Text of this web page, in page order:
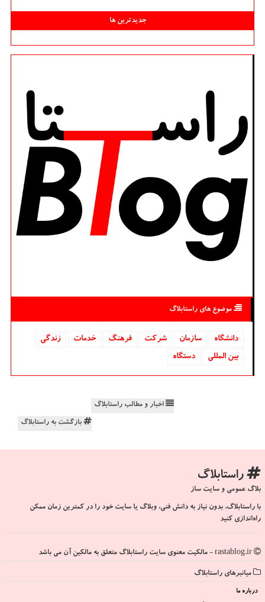
جدیدترین ها
موضوع های راستابلاگ
دانشگاه‌ سازمان شركت فرهنگ خدمات
زندگی
بین المللی
دستگاه
اخبار و مطالب راستابلاگ
بازگشت به راستابلاگ
راستابلاگ
بلاگ عمومی و سایت ساز
با راستابلاگ، بدون نیاز به دانش فنی، وبلاگ یا سایت خود را در کمترین زمان ممکن
راه‌اندازی کنید
میانبرهای راستابلاگ
درباره ما